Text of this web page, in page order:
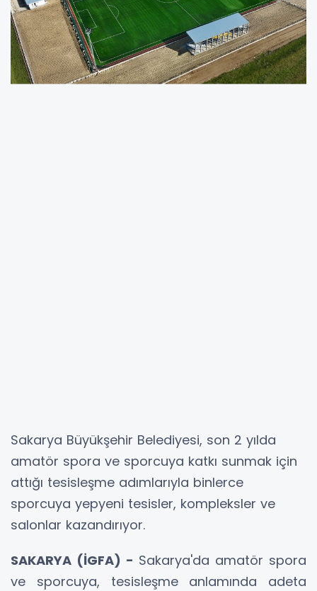
Sakarya Büyükşehir Belediyesi, son 2 yılda
amatör spora ve sporcuya katkı sunmak için
attığı tesisleşme adımlarıyla binlerce
sporcuya yepyeni tesisler, kompleksler ve
salonlar kazandırıyor.
SAKARYA (İGFA) - Sakarya'da amatör spora
ve sporcuya, tesisleşme anlamında adeta